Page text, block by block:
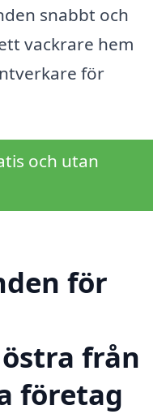
snabbt och
vackrare hem
för
och utan
för
från
företag